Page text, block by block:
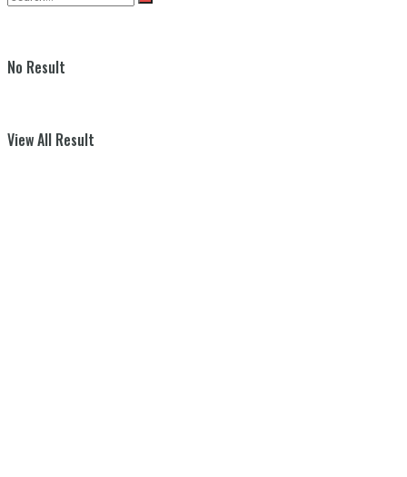
No Result
View All Result